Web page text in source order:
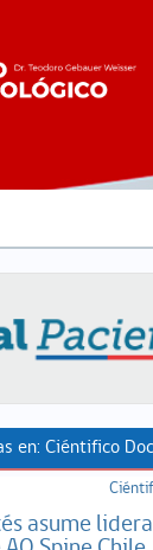
en: Ciéntifico
asume